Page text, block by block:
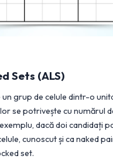
Sets (ALS)
un grup de celule dintr-o
se potrivește cu numărul
dacă doi candidați
cunoscut și ca naked
set.